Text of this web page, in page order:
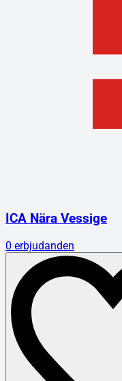
ICA Nära Vessige
0 erbjudanden